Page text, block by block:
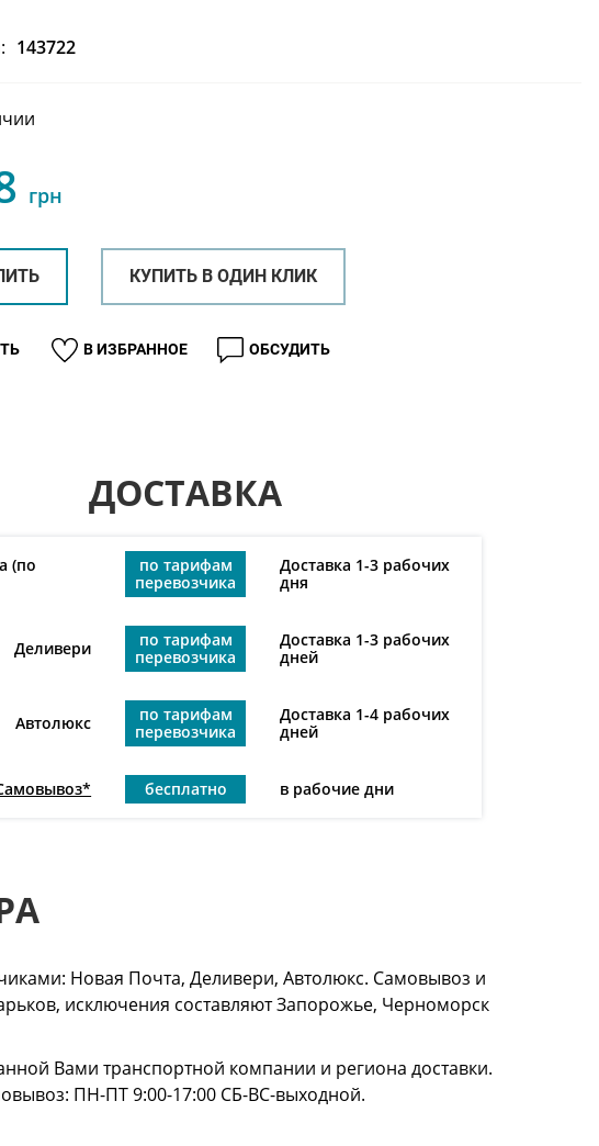
143722
грн
КУПИТЬ В ОДИН КЛИК
В ИЗБРАННОЕ ОБСУДИТЬ
ДОСТАВКА
(по
по тарифам
перевозчика
Доставка 1-3 рабочих
дня
Деливери
по тарифам
перевозчика
Доставка 1-3 рабочих
дней
Автолюкс
по тарифам
перевозчика
Доставка 1-4 рабочих
дней
бесплатно в рабочие дни
Новая Почта, Деливери, Автолюкс. Самовывоз и
исключения составляют Запорожье, Черноморск
Вами транспортной компании и региона доставки.
ПН-ПТ 9:00-17:00 СБ-ВС-выходной.